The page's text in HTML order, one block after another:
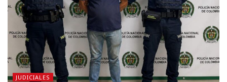
JUDICIALES